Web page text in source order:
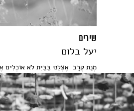
שירים
יעל בלום
מְנַת קְרָב ​אֶצְלֵנוּ בַּבַּיִת לֹא אוֹכְלִים